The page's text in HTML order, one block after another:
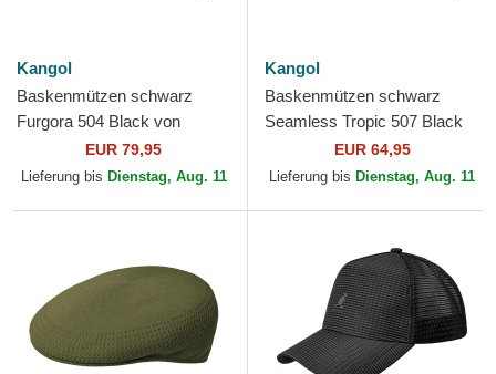
Kangol
Baskenmützen schwarz
Furgora 504 Black von
EUR 79,95
Lieferung bis Dienstag, Aug. 11
Kangol
Baskenmützen schwarz
Seamless Tropic 507 Black
von KangolEUR 64,95
Lieferung bis Dienstag, Aug. 11